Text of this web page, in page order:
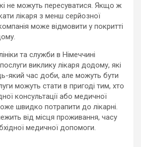
не можуть пересуватися. Якщо ж
лікаря з менш серйозної
може відмовити у покритті
та служби в Німеччині
виклику лікаря додому, які
який час доби, але можуть бути
можуть стати в пригоді тим, хто
консультації або медичної
швидко потрапити до лікарні.
від місця проживання, часу
медичної допомоги.